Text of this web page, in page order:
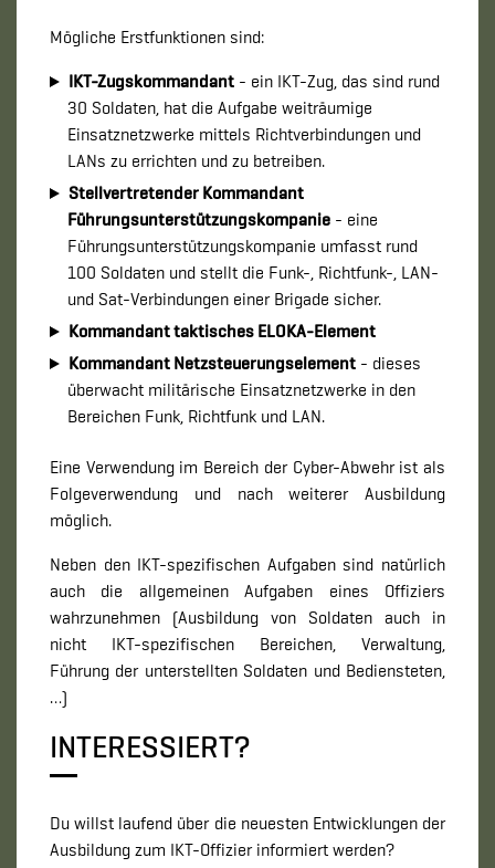
Mögliche Erstfunktionen sind:
IKT-Zugskommandant- ein IKT-Zug, das sind rund
30 Soldaten, hat die Aufgabe weiträumige
Einsatznetzwerke mittels Richtverbindungen und
LANs zu errichten und zu betreiben.
Stellvertretender Kommandant
Führungsunterstützungskompanie - eine
Führungsunterstützungskompanie umfasst rund
100 Soldaten und stellt die Funk-, Richtfunk-, LAN-
und Sat-Verbindungen einer Brigade sicher.
Kommandant taktisches ELOKA-Element
Kommandant Netzsteuerungselement- dieses
überwacht militärische Einsatznetzwerke in den
Bereichen Funk, Richtfunk und LAN.
Eine Verwendung im Bereich der Cyber-Abwehr ist als
Folgeverwendung und nach weiterer Ausbildung
möglich.
Neben den IKT-spezifischen Aufgaben sind natürlich
auch die allgemeinen Aufgaben eines Offiziers
wahrzunehmen (Ausbildung von Soldaten auch in
nicht IKT-spezifischen Bereichen, Verwaltung,
Führung der unterstellten Soldaten und Bediensteten,
…)
INTERESSIERT?
Du willst laufend über die neuesten Entwicklungen der
Ausbildung zum IKT-Offizier informiert werden?